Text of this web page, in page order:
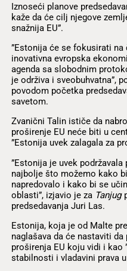
Iznoseći planove
kaže da će cilj njegove
snažnija EU”.
”Estonija će se fokusirati
inovativna evropska
agenda sa slobodnim
je održiva i sveobuhvatna”,
povodom početka
savetom.
Zvanični Talin ističe da
proširenje EU neće biti u
”Estonija uvek zalagala za
”Estonija je uvek
najbolje što možemo kako
napredovalo i kako bi se
oblasti”, izjavio je za Tanjug
predsedavanja Juri Las.
Estonija, koja je od Malte
naglašava da će nastaviti
proširenja EU koju vidi i kao
stabilnosti i vladavini prava u